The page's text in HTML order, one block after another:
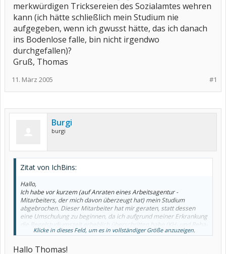
merkwürdigen Tricksereien des Sozialamtes wehren
kann (ich hätte schließlich mein Studium nie
aufgegeben, wenn ich gwusst hätte, das ich danach
ins Bodenlose falle, bin nicht irgendwo
durchgefallen)?
Gruß, Thomas
#1
11. März 2005
Burgi
burgi
Zitat von IchBins:
Hallo,
Ich habe vor kurzem (auf Anraten eines Arbeitsagentur -
Mitarbeiters, der mich davon überzeugt hat) mein Studium
abgebrochen. Dieser Mitarbeiter hat mir geraten, statt dessen
eine Umschulung zu beginnen, da ich aufgrund meiner Erkrankung
die Regelstudiumszeit erheblich überschritten habe (KH- und Reha-
Aufenthalte + Murphy'sche Gesetze) und damit keine Chance auf
Ich habe vor Abbruch des Studiums bei der Arbeitsagentur eine
Klicke in dieses Feld, um es in vollständiger Größe anzuzeigen.
Hallo Thomas!